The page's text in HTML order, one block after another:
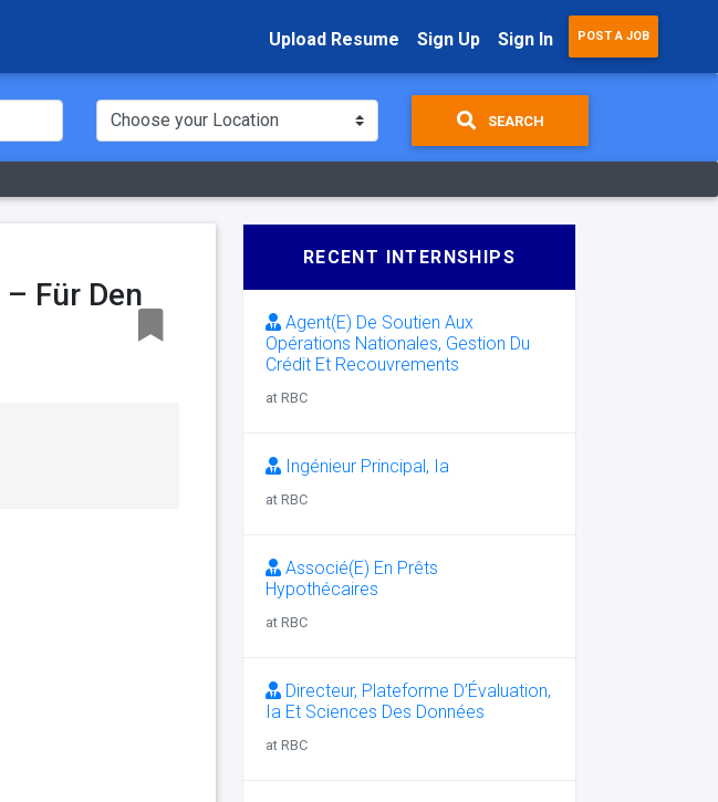
Upload Resume Sign Up Sign In POST A JOB
SEARCH
Für Den
RECENT INTERNSHIPS
Agent(E) De Soutien Aux
Opérations Nationales, Gestion Du
Crédit Et Recouvrements
at RBC
Ingénieur Principal, Ia
at RBC
Associé(E) En Prêts
Hypothécaires
at RBC
Directeur, Plateforme D’Évaluation,
Ia Et Sciences Des Données
at RBC